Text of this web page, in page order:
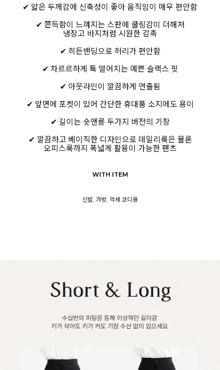
✔ 얇은 두께감에 신축성이 좋아 움직임이 매우 편안함
✔ 쫀득함이 느껴지는 스판에 쿨링감이 더해져
냉장고 바지처럼 시원한 감촉
✔ 히든밴딩으로 허리가 편안함
✔ 차르르하게 툭 떨어지는 예쁜 슬랙스 핏
✔ 아웃라인이 깔끔하게 연출됨
✔ 앞면에 포켓이 있어 간단한 휴대품 소지에도 용이
✔ 길이는 숏앤롱 두가지 버전의 기장
✔ 깔끔하고 베이직한 디자인으로 데일리룩은 물론
오피스룩까지 폭넓게 활용이 가능한 팬츠
WITH ITEM
신발, 가방, 악세 코디용